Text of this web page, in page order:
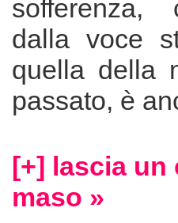
sofferenza,
dalla voce
quella della
passato, è
[+] lascia un
maso »